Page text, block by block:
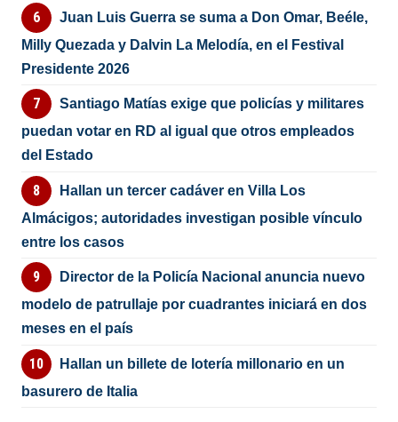
Juan Luis Guerra se suma a Don Omar, Beéle,
Milly Quezada y Dalvin La Melodía, en el Festival
Presidente 2026
Santiago Matías exige que policías y militares
puedan votar en RD al igual que otros empleados
del Estado
Hallan un tercer cadáver en Villa Los
Almácigos; autoridades investigan posible vínculo
entre los casos
Director de la Policía Nacional anuncia nuevo
modelo de patrullaje por cuadrantes iniciará en dos
meses en el país
Hallan un billete de lotería millonario en un
basurero de Italia